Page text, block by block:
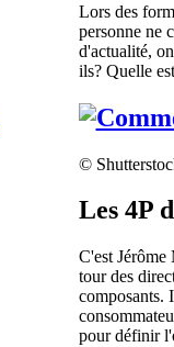
Lors des
personne ne
d'actualité,
ils? Quelle
©
Les 4P
C'est
tour des
composants.
pour définir